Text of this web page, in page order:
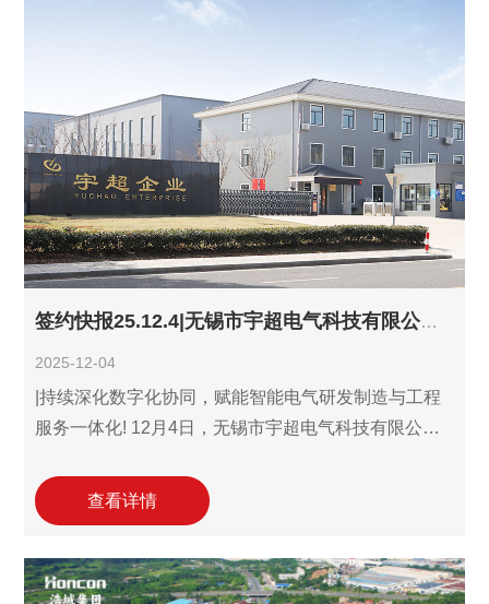
具，提升其在控制系统设计、智能发电装备研发等核
签约快报25.12.4|无锡市宇超电气科技有限公司续约利驰D-Hub识图报价设计三件套!
2025-12-04
|持续深化数字化协同，赋能智能电气研发制造与工程
服务一体化! 12月4日，无锡市宇超电气科技有限公司
议，续约并继续深化应用利驰D-Hub识图报价设计三件
套解决方案。这标志着双方自2021年首次合作以来，
的稳定阶段。作为宇超股份（证券代码：837768）旗
查看详情